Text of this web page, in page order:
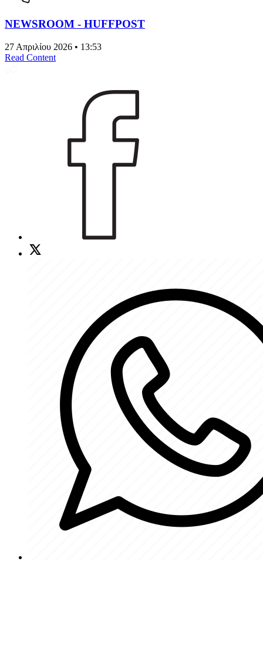
NEWSROOM - HUFFPOST
27 Απριλίου 2026 • 13:53
Read Content